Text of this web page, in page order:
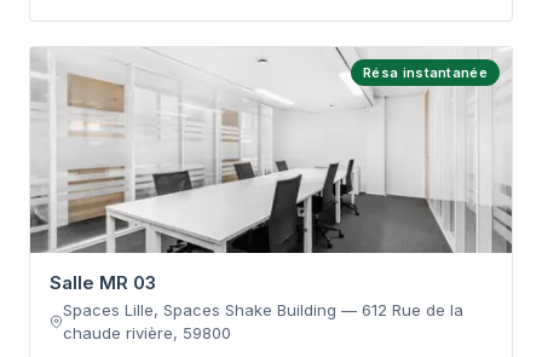
Résa instantanée
Salle MR 03
Spaces Lille, Spaces Shake Building — 612 Rue de la
chaude rivière, 59800